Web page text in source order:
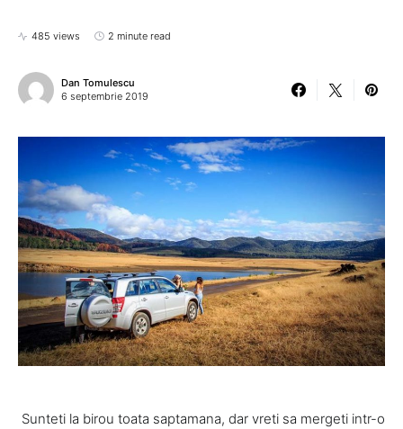
485 views 2 minute read
Dan Tomulescu
6 septembrie 2019
Sunteti la birou toata saptamana, dar vreti sa mergeti intr-o